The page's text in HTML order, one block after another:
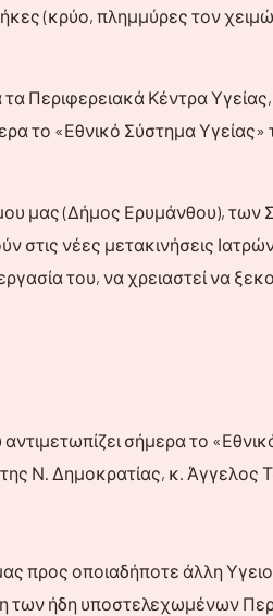
(κρύο, πλημμύρες τον
Περιφερειακά Κέντρα
το «Εθνικό Σύστημα
μας (Δήμος Ερυμάνθου), των
στις νέες μετακινήσεις
του, να χρειαστεί να
σήμερα το
Ν. Δημοκρατίας, κ. Άγγελος
προς οποιαδήποτε άλλη
των ήδη υποστελεχωμένων